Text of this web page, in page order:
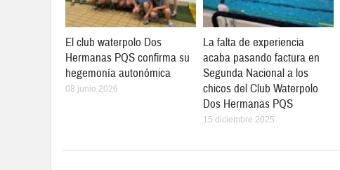
El club waterpolo Dos
Hermanas PQS confirma su
hegemonía autonómica
08 junio 2026
La falta de experiencia
acaba pasando factura en
Segunda Nacional a los
chicos del Club Waterpolo
Dos Hermanas PQS
15 diciembre 2025